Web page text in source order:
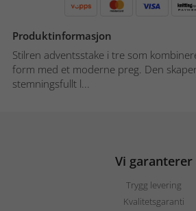
Produktinformasjon
Stilren adventsstake i tre som
form med et moderne preg. Den
stemningsfullt l...
Vi garanterer
Trygg levering
Kvalitetsgaranti